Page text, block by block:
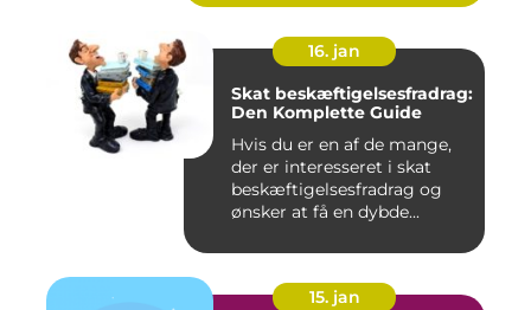
16. jan
Skat beskæftigelsesfradrag:
Den Komplette Guide
Hvis du er en af de mange,
der er interesseret i skat
beskæftigelsesfradrag og
ønsker at få en dybde...
15. jan